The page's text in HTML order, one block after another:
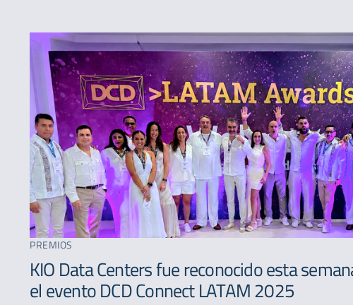
TodosExpansiónNovedadesPremios
PREMIOS
KIO Data Centers fue reconocido esta
el evento DCD Connect LATAM 2025